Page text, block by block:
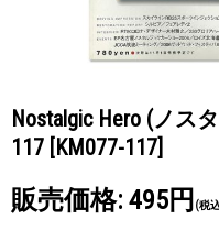
Nostalgic Hero (ノス
117 [KM077-117]
販売価格: 495円 (税